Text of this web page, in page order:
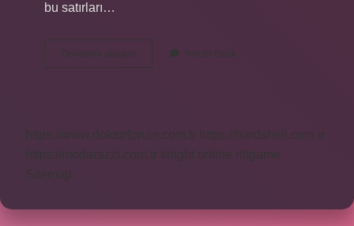
bu satırları…
Devamını okuyun
Algoritması
Yorum Bırak
https://www.doktorforum.com.tr
https://hardshell.com.tr
https://modarazzi.com.tr
knight online
nttgame
Sitemap